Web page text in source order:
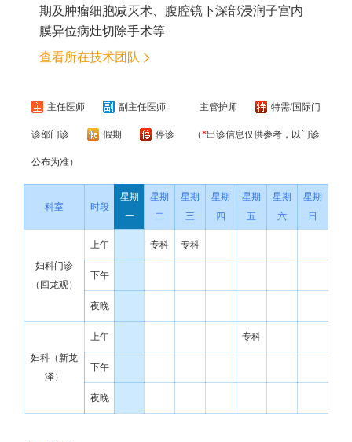
期及肿瘤细胞减灭术、腹腔镜下深部浸润子宫内
膜异位病灶切除手术等
查看所在技术团队
主任医师 副主任医师 主管护师 特需/国际门
诊部门诊 假期 停诊 （*出诊信息仅供参考，以门诊
公布为准）
科室 时段
星期
一
星期
二
星期
三
星期
四
星期
五
星期
六
星期
日
妇科门诊
（回龙观）
上午 专科 专科
下午
夜晚
妇科（新龙
泽）
上午 专科
下午
夜晚